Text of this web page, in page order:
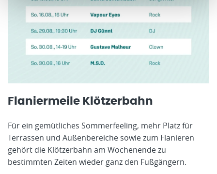
Flaniermeile Klötzerbahn
Für ein gemütliches Sommerfeeling, mehr Platz für
Terrassen und Außenbereiche sowie zum Flanieren
gehört die Klötzerbahn am Wochenende zu
bestimmten Zeiten wieder ganz den Fußgängern.